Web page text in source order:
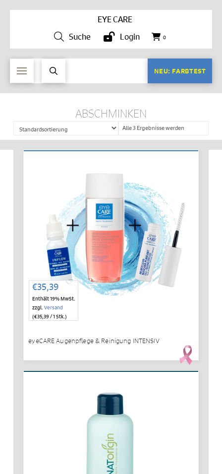
EYE CARE
Suche
Login 0
NEU: FARBTEST
ABSCHMINKEN
Alle 3 Ergebnisse werden
angezeigt
€35,39
Enthält 19% MwSt.
zzgl. Versand
(€35,39/ 1 Stk.)
IN DEN WARENKORB
eyeCARE Augenpflege & Reinigung INTENSIV
IN DEN WARENKORB